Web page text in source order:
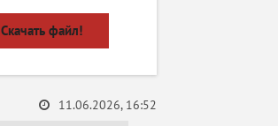
Скачать файл!
11.06.2026, 16:52